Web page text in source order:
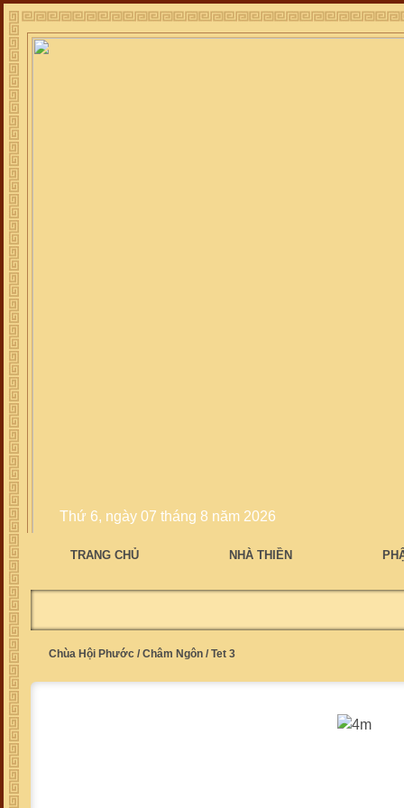
Thứ 6, ngày 07 tháng 8 năm 2026
TRANG CHỦ NHÀ THIỀN
Chùa Hội Phước / Châm Ngôn / Tet 3